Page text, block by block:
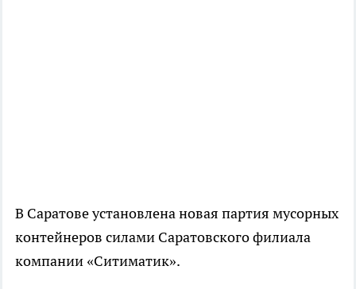
В Саратове установлена новая партия мусорных
контейнеров силами Саратовского филиала
компании «Ситиматик».